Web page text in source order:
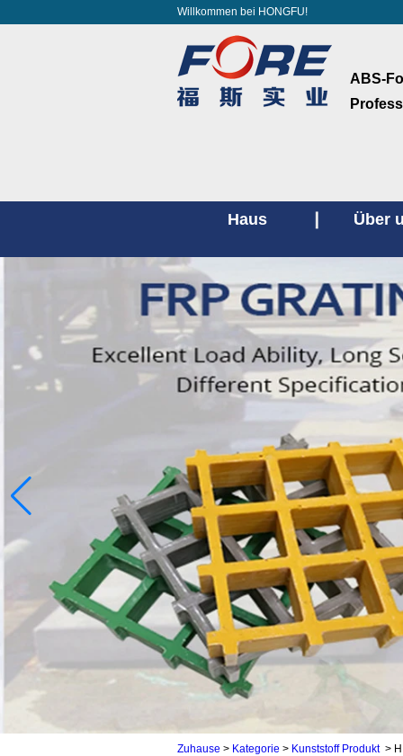
Willkommen bei HONGFU!
ABS-
Haus Über
Zuhause > Kategorie > Kunststoff Produkt>